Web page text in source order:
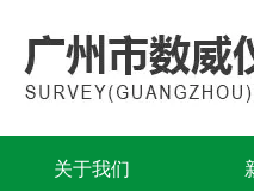
关于我们